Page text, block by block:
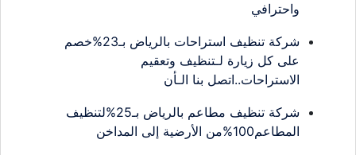
واحترافي
شركة تنظيف استراحات بالرياض بـ23%خصم
على كل زيارة لـتنظيف وتعقيم
الاستراحات..اتصل بنا الـأن
شركة تنظيف مطاعم بالرياض بـ25%لتنظيف
المطاعم100%من الأرضية إلى المداخن